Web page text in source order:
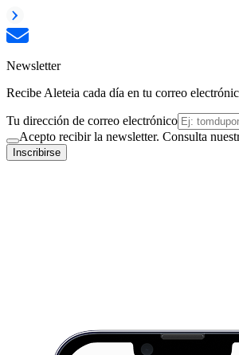
Newsletter
Recibe Aleteia cada día en tu correo
Tu dirección de correo electrónico
Acepto recibir la newsletter. Consulta
Inscribirse